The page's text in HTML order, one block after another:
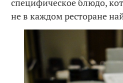
не в каждом ресторане